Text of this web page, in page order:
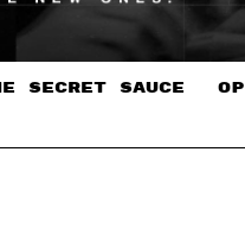
SECRET SAUCE​